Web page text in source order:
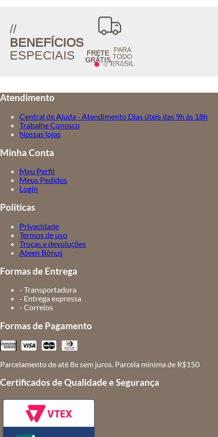
//
BENEFÍCIOS
ESPECIAIS
FRETE
GRÁTIS
PARA
TODO
BRASIL
Atendimento
Central de Ajuda - Atendimento Dias úteis das 9h às 18h
Trabalhe Conosco
Nossas lojas
Minha Conta
Meu Perfil
Meus Pedidos
Login
Políticas
Privacidade
Termos de uso
Trocas e devoluções
Ateen Bônus
Formas de Entrega
- Transportadora
- Entrega expressa
- Correios
Formas de Pagamento
Parcelamento de até 8x sem juros. Parcela mínima de R$150
Certificados de Qualidade e Segurança